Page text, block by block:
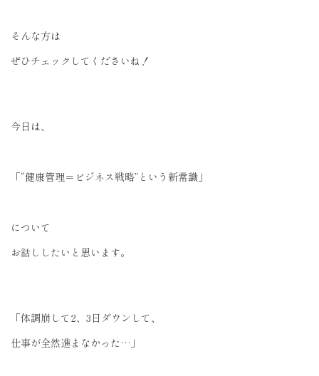
そんな方は
ぜひチェックしてくださいね！
今日は、
「“健康管理＝ビジネス戦略”という新常識」
について
お話ししたいと思います。
「体調崩して2、3日ダウンして、
仕事が全然進まなかった…」